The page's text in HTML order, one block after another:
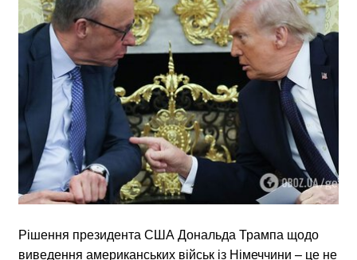
Рішення президента США Дональда Трампа щодо
виведення американських військ із Німеччини – це не